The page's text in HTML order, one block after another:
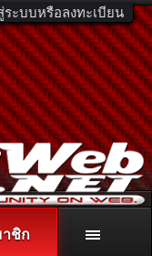
ระบบหรือลงทะเบียน
รือโทร. 081-811-1138
ชิก